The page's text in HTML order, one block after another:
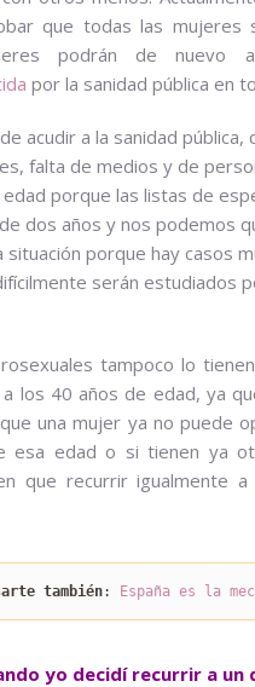
que todas las mujeres
podrán de nuevo
por la sanidad pública en
acudir a la sanidad pública,
falta de medios y de
porque las listas de
dos años y nos podemos
porque hay casos
serán estudiados
tampoco lo
los 40 años de edad, ya
una mujer ya no puede
esa edad o si tienen ya
que recurrir igualmente
también: España es la
yo decidí recurrir a un